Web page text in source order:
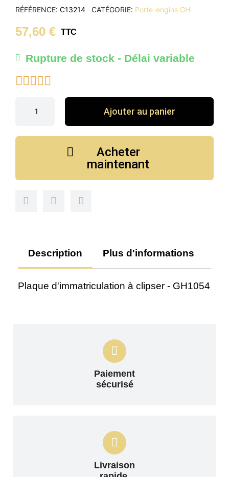
RÉFÉRENCE C13214 CATÉGORIE Porte-engins GH
57,60 € TTC
Rupture de stock - Délai variable

Ajouter au panier
Acheter
maintenant
Description Plus d'informations
Plaque d'immatriculation à clipser - GH1054
Paiement
sécurisé
Livraison